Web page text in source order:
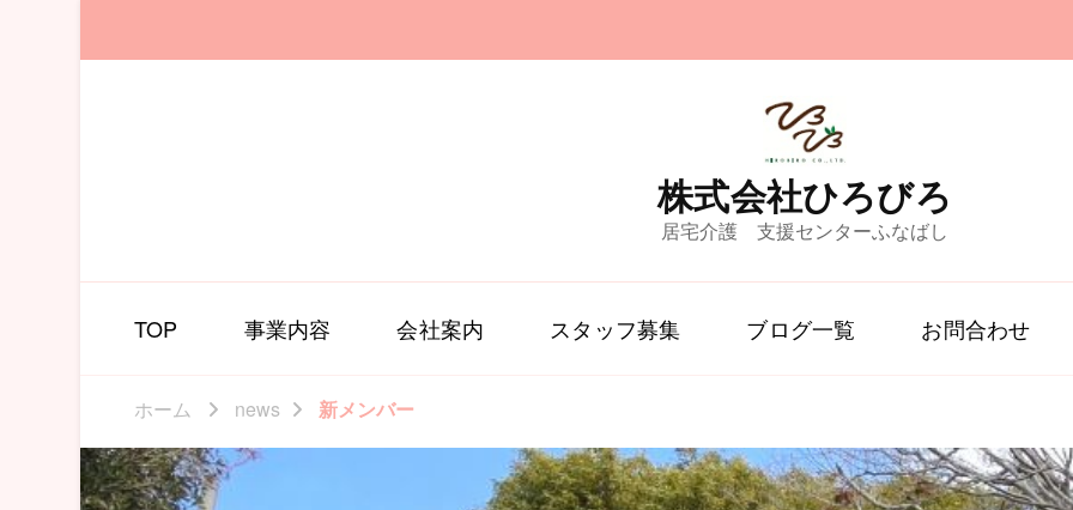
株式会社ひろびろ
居宅介護 支援センターふなばし
TOP 事業内容 会社案内 スタッフ募集 ブログ一覧 お問合わせ
ホーム news 新メンバー